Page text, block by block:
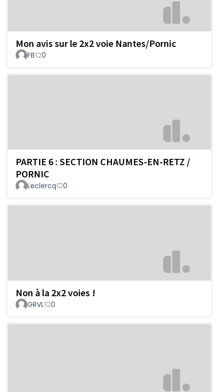
Mon avis sur le 2x2 voie Nantes/Pornic
FB 0
PARTIE 6 : SECTION CHAUMES-EN-RETZ /
PORNIC
Leclercq 0
Non à la 2x2 voies !
GRVL 0